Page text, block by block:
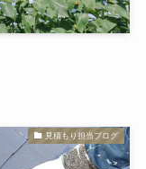
見積もり担当ブログ